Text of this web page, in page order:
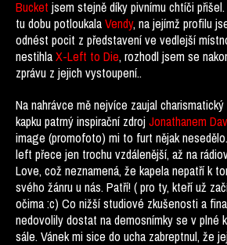
Bucket jsem stejně díky pivnímu chtíči
tu dobu potloukalaVendy, na jejímž profilu
odnést pocit z představení ve vedlejší
nestihlaX-Left to Die, rozhodl jsem se
zprávu z jejich vystoupení..
Na nahrávce mě nejvíce zaujal
kapku patrný inspirační zdrojJonathanem
image (promofoto) mi to furt nějak
left přece jen trochu vzdálenější, až na
Love, což neznamená, že kapela nepatří k
svého žánru u nás. Patří! ( pro ty, kteří už
očima :c) Co nižší studiové zkušenosti a
nedovolily dostat na demosnímky se v plné
sále. Vánek mi sice do ucha zabreptnul, že